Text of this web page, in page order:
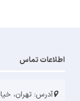
اطلاعات تماس
آدرس: تهران،